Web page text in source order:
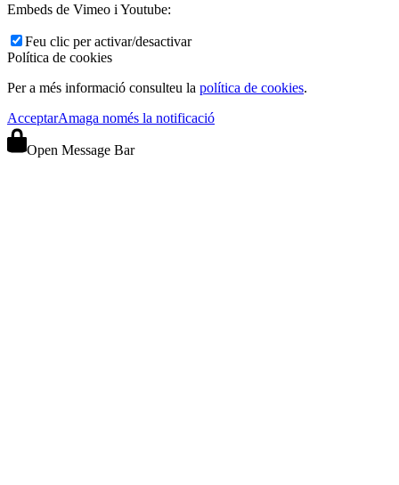
Embeds de Vimeo i Youtube:
Feu clic per activar/desactivar
Política de cookies
Per a més informació consulteu la política de cookies.
AcceptarAmaga només la notificació
Open Message Bar